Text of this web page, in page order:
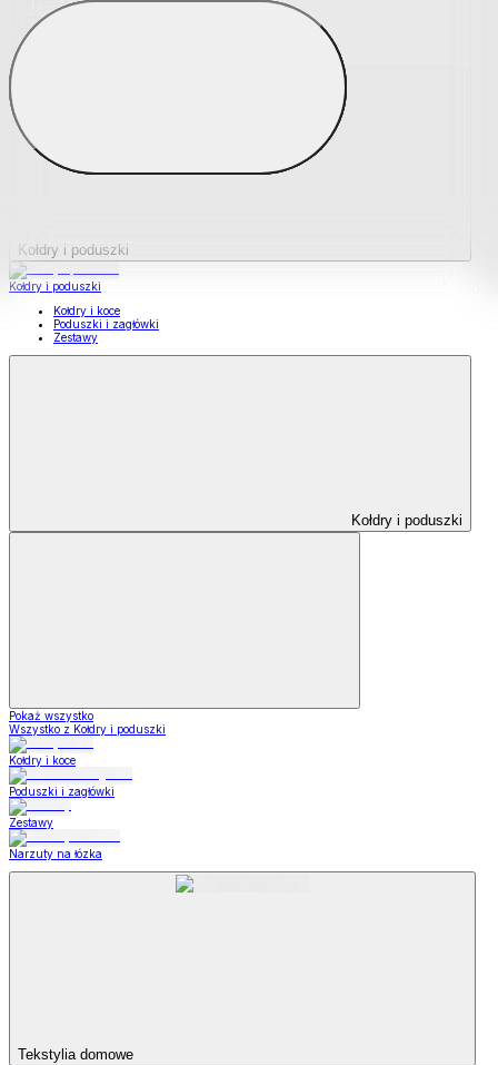
Podkładki na materace
Materace nawierzchniowe
Kołdry i poduszki
Kołdry i poduszki
Kołdry i koce
Poduszki i zagłówki
Zestawy
Kołdry i poduszki
Pokaż wszystko
Wszystko z Kołdry i poduszki
Kołdry i koce
Poduszki i zagłówki
Zestawy
Narzuty na łózka
Tekstylia domowe